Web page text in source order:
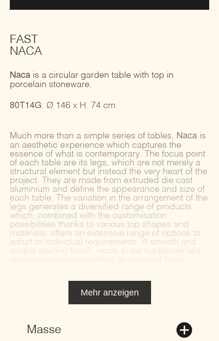
FAST
NACA
Naca is a circular garden table with top in
porcelain stoneware.
80T14G: Ø 146 x H. 74 cm
Much more than a simple series of tables, Naca is
an aesthetic experience which captures the
essence of what is contemporary. The focus point
of each table are its legs, which are not merely a
structural element but instead the very heart of the
project. They are made from extruded die cast
aluminium and deﬁne the appearance and size of
each table. The variation in the arrangement of the
legs generates a diversiﬁed range of products
which, combined with the customisation
possibilities thanks to various top shapes and
materials, offers an extensive range of options to
adapt to individual requirements. A smooth and
Mehr anzeigen
Masse